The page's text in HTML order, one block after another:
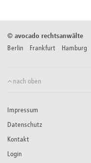
© avocado rechtsanwälte
Berlin Frankfurt Hamburg
nach oben
Impressum
Datenschutz
Kontakt
Login